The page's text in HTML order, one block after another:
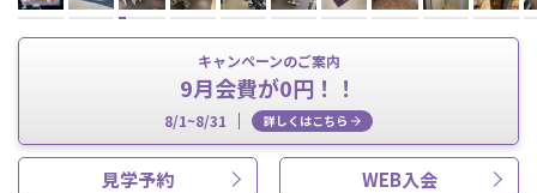
キャンペーンのご案内
9月会費が0円！！
8/1~8/31 詳しくはこちら
見学予約 WEB入会